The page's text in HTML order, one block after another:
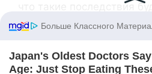
что такие последствия
лучше для нашей с Ромой
‒ Ах, вот кто у нас тут